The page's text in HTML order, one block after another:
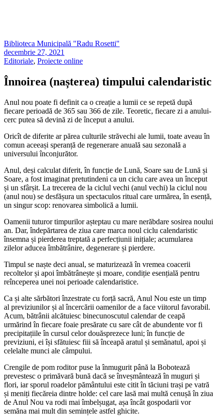
Biblioteca Municipală "Radu Rosetti"
decembrie 27, 2021
Editoriale, Proiecte online
Înnoirea (nașterea) timpului calendaristic
Anul nou poate fi definit ca o creație a lumii ce se repetă după
fiecare perioadă de 365 sau 366 de zile. Teoretic, fiecare zi a anului-
cerc putea să devină zi de început a anului.
Oricît de diferite ar părea culturile străvechi ale lumii, toate aveau în
comun aceeași speranță de regenerare anuală sau sezonală a
universului înconjurător.
Anul, deși calculat diferit, în funcție de Lună, Soare sau de Lună și
Soare, a fost imaginat pretutindeni ca un ciclu care avea un început
și un sfârșit. La trecerea de la ciclul vechi (anul vechi) la ciclul nou
(anul nou) se desfășura un spectaculos ritual care urmărea, în esență,
un singur scop: renovarea simbolică a lumii.
Oamenii tuturor timpurilor așteptau cu mare nerăbdare sosirea noului
an. Dar, îndepărtarea de ziua care marca noul ciclu calendaristic
însemna și pierderea treptată a perfecțiunii inițiale; acumularea
zilelor aducea îmbătrânire, degenerare și pierdere.
Timpul se naște deci anual, se maturizează în vremea coacerii
recoltelor și apoi îmbătrânește și moare, condiție esențială pentru
reînceperea unei noi perioade calendaristice.
Ca și alte sărbători înzestrate cu forță sacră, Anul Nou este un timp
al previziunilor și al încercării oamenilor de a face viitorul favorabil.
Acum, bătrânii alcătuiesc binecunoscutul calendar de ceapă
urmărind în fiecare foaie presărate cu sare cât de abundente vor fi
precipitațiile în cursul celor douăsprezece luni; în funcție de
previziuni, ei își sfătuiesc fiii să înceapă aratul și semănatul, apoi și
celelalte munci ale câmpului.
Crengile de pom roditor puse la înmugurit până la Bobotează
prevestesc o primăvară bună dacă se înveșmântează în muguri și
flori, iar sporul roadelor pământului este citit în tăciuni trași pe vatră
și meniți fiecăreia dintre holde: cel care lasă mai multă cenușă în ziua
de Anul Nou va rodi mai îmbelșugat, așa încât gospodarii vor
semăna mai mult din semințele astfel ghicite.